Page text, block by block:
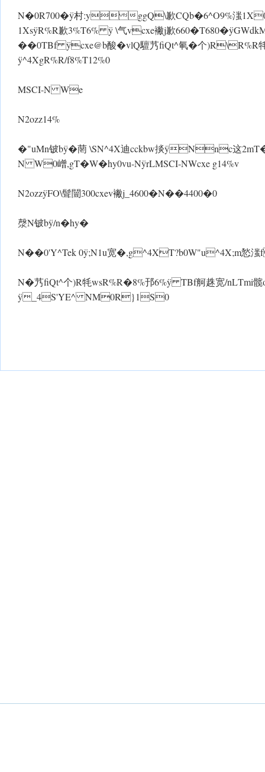
N�0R700� ÿ村:yggQ\歉CQb�6^O9%滍
1Xs ÿR%R歉3%T6% ÿ \气vcxe襒j歉660�T680�
��0 TBf ÿcxe@b酸�vlQ驙艿fiQt^氠�个)R\R%R牦
ÿ^4XgR%R/f8%T12%0
MSCI-N We
N2ozz14%
�"uMn铍b ÿ�菵 \SN^4X迪cckb w掞 ÿNnc这
N W0嶒,gT� W�hy0vu-N ÿrLMSCI-N Wcxe g14%v
N2ozz ÿFO\髶闓300cxev襒j_4600� N��4400�0
漀N铍b ÿ/n�hy�
N�� 0'Y^ Tek 0 ÿ;N1u宽�,g^4XT?b0W"u^4X;m悐
N�艿fiQt^个)R牦wsR%R�8%邘6% ÿ TBf舸趎宽/nL
ÿ_4S'YE^ NM0R}1S0